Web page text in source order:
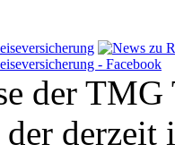
der TMG
derzeit